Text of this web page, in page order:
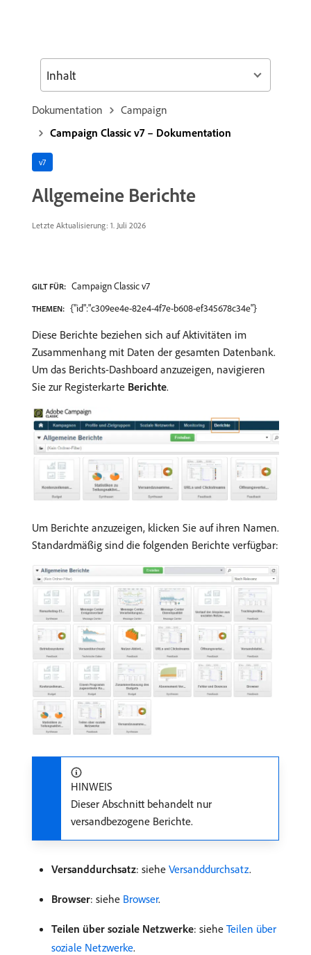
Dokumentation
Campaign
Campaign Classic v7 – Dokumentation
v7
Allgemeine Berichte
Letzte Aktualisierung: 1. Juli 2026
GILT FÜR: Campaign Classic v7
THEMEN: {"id":"c309ee4e-82e4-4f7e-b608-ef345678c34e"}
Diese Berichte beziehen sich auf Aktivitäten im
Zusammenhang mit Daten der gesamten Datenbank.
Um das Berichts-Dashboard anzuzeigen, navigieren
Sie zur Registerkarte Berichte.
Um Berichte anzuzeigen, klicken Sie auf ihren Namen.
Standardmäßig sind die folgenden Berichte verfügbar:
HINWEIS
Dieser Abschnitt behandelt nur
versandbezogene Berichte.
Versanddurchsatz: siehe Versanddurchsatz.
Browser: siehe Browser.
Teilen über soziale Netzwerke: siehe Teilen über
soziale Netzwerke.
Inhalt